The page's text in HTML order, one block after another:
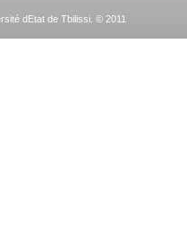
dEtat de Tbilissi. © 2011